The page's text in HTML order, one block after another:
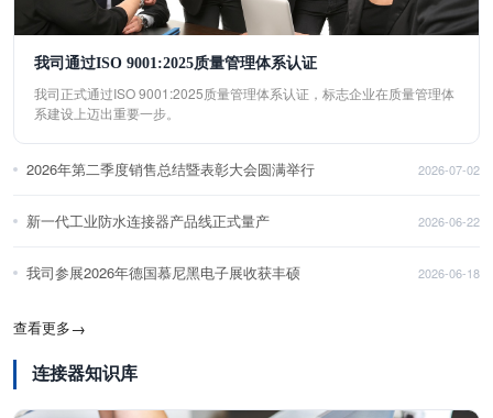
我司通过ISO 9001:2025质量管理体系认证
我司正式通过ISO 9001:2025质量管理体系认证，标志企业在质量管理体
系建设上迈出重要一步。
2026年第二季度销售总结暨表彰大会圆满举行 2026-07-02
新一代工业防水连接器产品线正式量产 2026-06-22
我司参展2026年德国慕尼黑电子展收获丰硕 2026-06-18
查看更多→
连接器知识库